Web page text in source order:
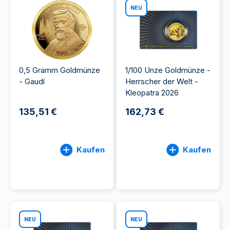
0,5 Gramm Goldmünze
- Gaudí
135,51 €
Kaufen
NEU
1/100 Unze Goldmünze -
Herrscher der Welt -
Kleopatra 2026
162,73 €
Kaufen
NEU NEU